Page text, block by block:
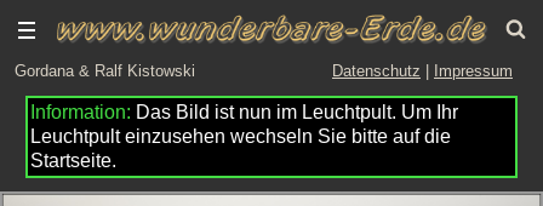
Gordana & Ralf Kistowski Datenschutz Impressum
Das Bild ist nun im Leuchtpult. Um Ihr
Leuchtpult einzusehen wechseln Sie bitte auf die
Startseite.